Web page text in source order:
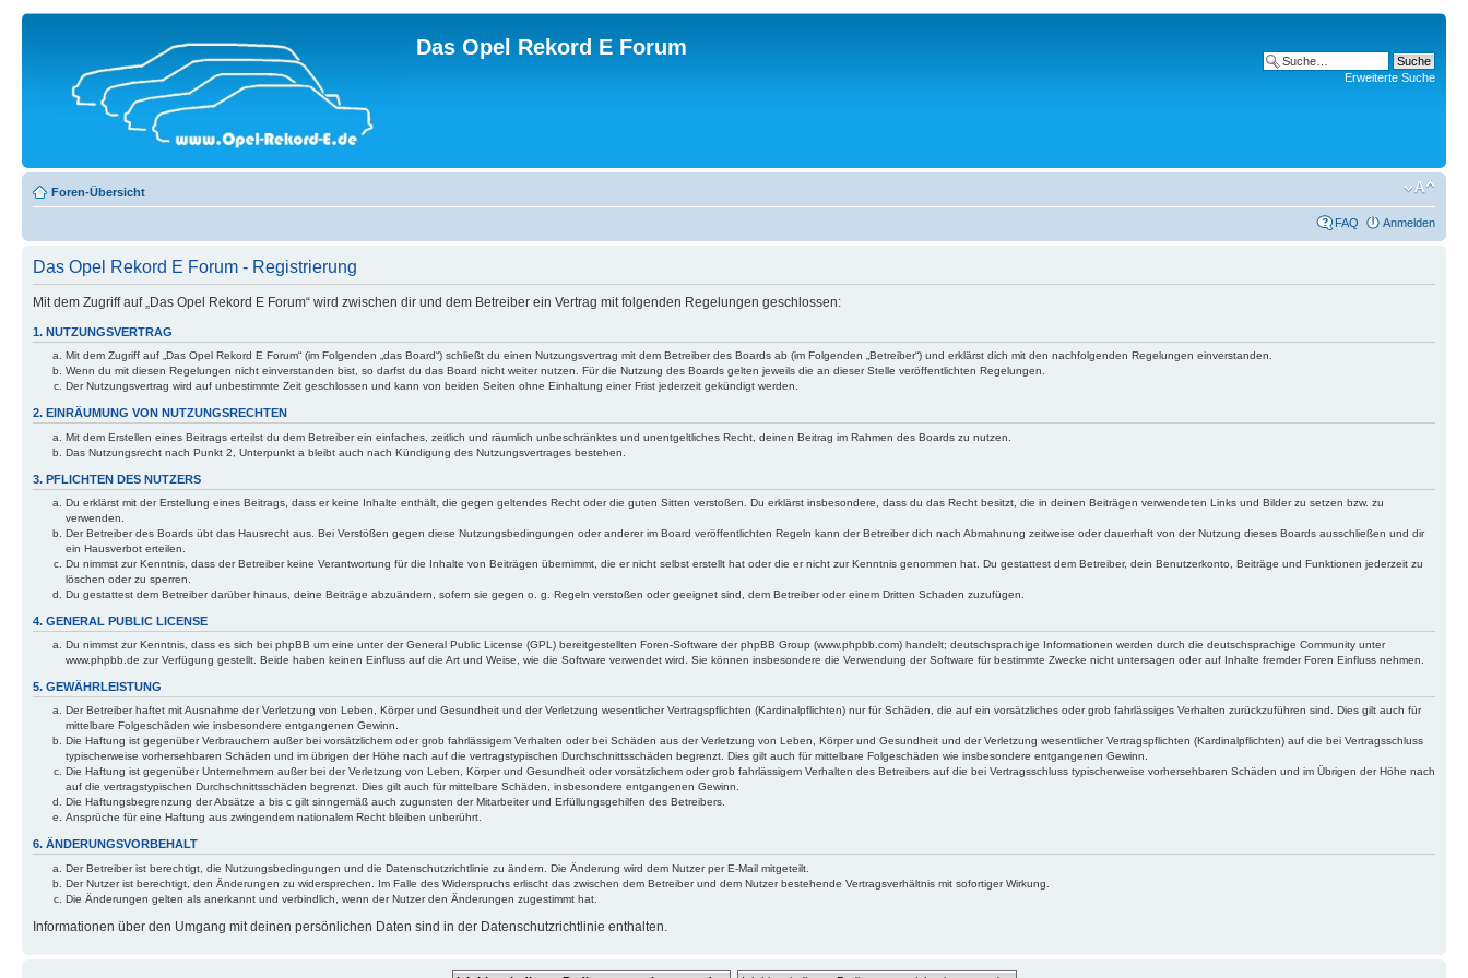
Das Opel Rekord E Forum
Erweiterte Suche
Foren-Übersicht
FAQ Anmelden
Das Opel Rekord E Forum - Registrierung
Mit dem Zugriff auf „Das Opel Rekord E Forum“ wird zwischen dir und dem Betreiber ein Vertrag mit folgenden Regelungen geschlossen:
1. NUTZUNGSVERTRAG
Mit dem Zugriff auf „Das Opel Rekord E Forum“ (im Folgenden „das Board“) schließt du einen Nutzungsvertrag mit dem Betreiber des Boards ab (im Folgenden „Betreiber“) und erklärst dich mit den nachfolgenden Regelungen einverstanden.
Wenn du mit diesen Regelungen nicht einverstanden bist, so darfst du das Board nicht weiter nutzen. Für die Nutzung des Boards gelten jeweils die an dieser Stelle veröffentlichten Regelungen.
Der Nutzungsvertrag wird auf unbestimmte Zeit geschlossen und kann von beiden Seiten ohne Einhaltung einer Frist jederzeit gekündigt werden.
2. EINRÄUMUNG VON NUTZUNGSRECHTEN
Mit dem Erstellen eines Beitrags erteilst du dem Betreiber ein einfaches, zeitlich und räumlich unbeschränktes und unentgeltliches Recht, deinen Beitrag im Rahmen des Boards zu nutzen.
Das Nutzungsrecht nach Punkt 2, Unterpunkt a bleibt auch nach Kündigung des Nutzungsvertrages bestehen.
3. PFLICHTEN DES NUTZERS
Du erklärst mit der Erstellung eines Beitrags, dass er keine Inhalte enthält, die gegen geltendes Recht oder die guten Sitten verstoßen. Du erklärst insbesondere, dass du das Recht besitzt, die in deinen Beiträgen verwendeten Links und Bilder zu setzen bzw. zu
verwenden.
Der Betreiber des Boards übt das Hausrecht aus. Bei Verstößen gegen diese Nutzungsbedingungen oder anderer im Board veröffentlichten Regeln kann der Betreiber dich nach Abmahnung zeitweise oder dauerhaft von der Nutzung dieses Boards ausschließen und dir
ein Hausverbot erteilen.
Du nimmst zur Kenntnis, dass der Betreiber keine Verantwortung für die Inhalte von Beiträgen übernimmt, die er nicht selbst erstellt hat oder die er nicht zur Kenntnis genommen hat. Du gestattest dem Betreiber, dein Benutzerkonto, Beiträge und Funktionen jederzeit zu
löschen oder zu sperren.
Du gestattest dem Betreiber darüber hinaus, deine Beiträge abzuändern, sofern sie gegen o. g. Regeln verstoßen oder geeignet sind, dem Betreiber oder einem Dritten Schaden zuzufügen.
4. GENERAL PUBLIC LICENSE
Du nimmst zur Kenntnis, dass es sich bei phpBB um eine unter der General Public License (GPL) bereitgestellten Foren-Software der phpBB Group (www.phpbb.com) handelt; deutschsprachige Informationen werden durch die deutschsprachige Community unter
www.phpbb.de zur Verfügung gestellt. Beide haben keinen Einfluss auf die Art und Weise, wie die Software verwendet wird. Sie können insbesondere die Verwendung der Software für bestimmte Zwecke nicht untersagen oder auf Inhalte fremder Foren Einfluss nehmen.
5. GEWÄHRLEISTUNG
Der Betreiber haftet mit Ausnahme der Verletzung von Leben, Körper und Gesundheit und der Verletzung wesentlicher Vertragspflichten (Kardinalpflichten) nur für Schäden, die auf ein vorsätzliches oder grob fahrlässiges Verhalten zurückzuführen sind. Dies gilt auch für
mittelbare Folgeschäden wie insbesondere entgangenen Gewinn.
Die Haftung ist gegenüber Verbrauchern außer bei vorsätzlichem oder grob fahrlässigem Verhalten oder bei Schäden aus der Verletzung von Leben, Körper und Gesundheit und der Verletzung wesentlicher Vertragspflichten (Kardinalpflichten) auf die bei Vertragsschluss
typischerweise vorhersehbaren Schäden und im übrigen der Höhe nach auf die vertragstypischen Durchschnittsschäden begrenzt. Dies gilt auch für mittelbare Folgeschäden wie insbesondere entgangenen Gewinn.
Die Haftung ist gegenüber Unternehmern außer bei der Verletzung von Leben, Körper und Gesundheit oder vorsätzlichem oder grob fahrlässigem Verhalten des Betreibers auf die bei Vertragsschluss typischerweise vorhersehbaren Schäden und im Übrigen der Höhe nach
auf die vertragstypischen Durchschnittsschäden begrenzt. Dies gilt auch für mittelbare Schäden, insbesondere entgangenen Gewinn.
Die Haftungsbegrenzung der Absätze a bis c gilt sinngemäß auch zugunsten der Mitarbeiter und Erfüllungsgehilfen des Betreibers.
Ansprüche für eine Haftung aus zwingendem nationalem Recht bleiben unberührt.
6. ÄNDERUNGSVORBEHALT
Der Betreiber ist berechtigt, die Nutzungsbedingungen und die Datenschutzrichtlinie zu ändern. Die Änderung wird dem Nutzer per E-Mail mitgeteilt.
Der Nutzer ist berechtigt, den Änderungen zu widersprechen. Im Falle des Widerspruchs erlischt das zwischen dem Betreiber und dem Nutzer bestehende Vertragsverhältnis mit sofortiger Wirkung.
Die Änderungen gelten als anerkannt und verbindlich, wenn der Nutzer den Änderungen zugestimmt hat.
Informationen über den Umgang mit deinen persönlichen Daten sind in der Datenschutzrichtlinie enthalten.